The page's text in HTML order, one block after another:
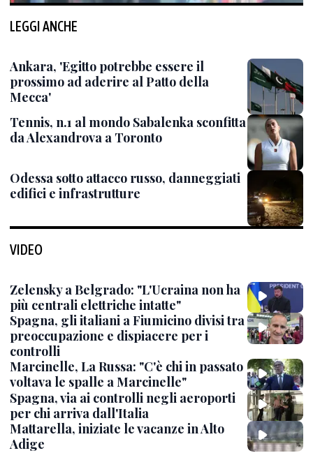
LEGGI ANCHE
Ankara, 'Egitto potrebbe essere il
prossimo ad aderire al Patto della
Mecca'
Tennis, n.1 al mondo Sabalenka sconfitta
da Alexandrova a Toronto
Odessa sotto attacco russo, danneggiati
edifici e infrastrutture
VIDEO
Zelensky a Belgrado: "L'Ucraina non ha
più centrali elettriche intatte"
Spagna, gli italiani a Fiumicino divisi tra
preoccupazione e dispiacere per i
controlli
Marcinelle, La Russa: "C'è chi in passato
voltava le spalle a Marcinelle"
Spagna, via ai controlli negli aeroporti
per chi arriva dall'Italia
Mattarella, iniziate le vacanze in Alto
Adige